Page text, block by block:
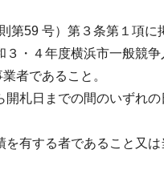
第59 号）第３条第１項
３・４年度横浜市一般競
者であること。
開札日までの間のいずれ
有する者であること又